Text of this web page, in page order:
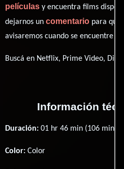
películas y encuentra films
dejarnos un comentario para que
avisaremos cuando se encuentre
Buscá en Netflix, Prime Video,
Información
Duración: 01 hr 46 min (106
Color: Color